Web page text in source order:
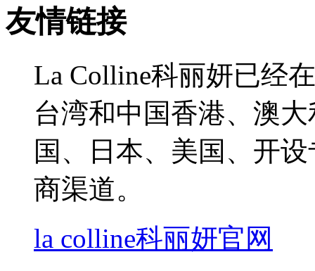
友情链接
La Colline科丽妍已经
台湾和中国香港、澳
国、日本、美国、开
商渠道。
la colline科丽妍官网